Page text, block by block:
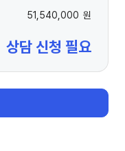
51,540,000 원
상담 신청 필요